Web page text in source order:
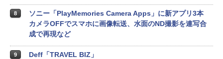
8
ソニー「PlayMemories Camera Apps」に新アプリ3本
カメラOFFでスマホに画像転送、水面のND撮影を連写合
成で再現など
9
Deff「TRAVEL BIZ」